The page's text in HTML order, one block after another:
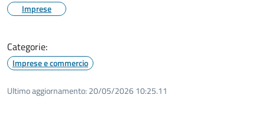
Imprese
Categorie:
Imprese e commercio
Ultimo aggiornamento: 20/05/2026 10:25.11